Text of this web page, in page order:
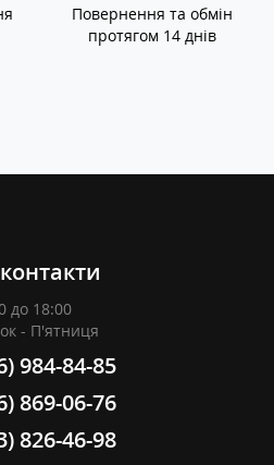
Повернення та обмін
протягом 14 днів
до 18:00
- П'ятниця
984-84-85
869-06-76
826-46-98